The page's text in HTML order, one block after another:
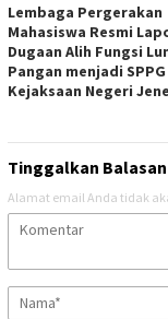
Lembaga Pergerakan
Mahasiswa Resmi
Dugaan Alih Fungsi
Pangan menjadi
Kejaksaan Negeri
Tinggalkan Balasan
Alamat email Anda tidak